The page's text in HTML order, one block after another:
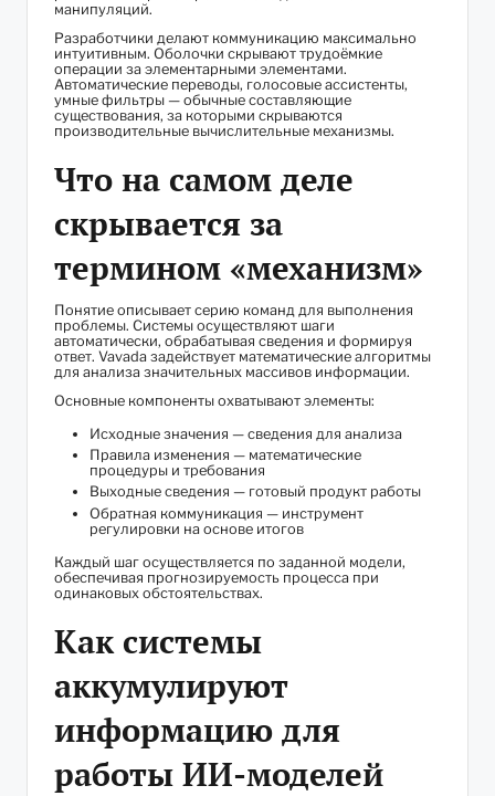
манипуляций.
Разработчики делают коммуникацию максимально
интуитивным. Оболочки скрывают трудоёмкие
операции за элементарными элементами.
Автоматические переводы, голосовые ассистенты,
умные фильтры — обычные составляющие
существования, за которыми скрываются
производительные вычислительные механизмы.
Что на самом деле
скрывается за
термином «механизм»
Понятие описывает серию команд для выполнения
проблемы. Системы осуществляют шаги
автоматически, обрабатывая сведения и формируя
ответ. Vavada задействует математические алгоритмы
для анализа значительных массивов информации.
Основные компоненты охватывают элементы:
Исходные значения — сведения для анализа
Правила изменения — математические
процедуры и требования
Выходные сведения — готовый продукт работы
Обратная коммуникация — инструмент
регулировки на основе итогов
Каждый шаг осуществляется по заданной модели,
обеспечивая прогнозируемость процесса при
одинаковых обстоятельствах.
Как системы
аккумулируют
информацию для
работы ИИ-моделей